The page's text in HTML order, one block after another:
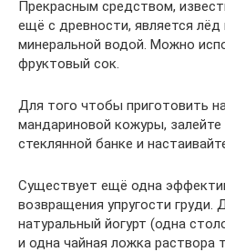
Прекрасным средством,
ещё с древности, является лёд
минеральной водой. Можно
фруктовый сок.
Для того чтобы приготовить
мандариновой кожуры, залейте
стеклянной банке и
Существует ещё одна
возвращения упругости груди.
натуральный йогурт (одна
и одна чайная ложка раствора